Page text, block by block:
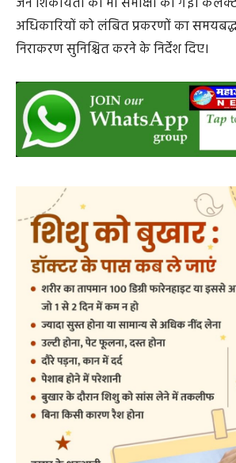
जन शिकायतों की भी समीक्षा की गई।
अधिकारियों को लंबित प्रकरणों का
निराकरण सुनिश्चित करने के निर्देश दिए।